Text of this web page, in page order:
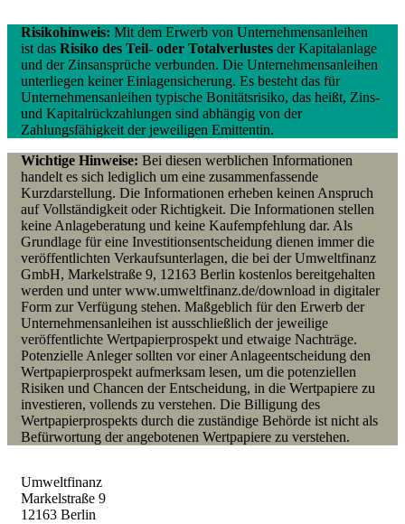
Risikohinweis: Mit dem Erwerb von Unternehmensanleihen
ist das Risiko des Teil- oder Totalverlustes der Kapitalanlage
und der Zinsansprüche verbunden. Die Unternehmensanleihen
unterliegen keiner Einlagensicherung. Es besteht das für
Unternehmensanleihen typische Bonitätsrisiko, das heißt, Zins-
und Kapitalrückzahlungen sind abhängig von der
Zahlungsfähigkeit der jeweiligen Emittentin.
Wichtige Hinweise: Bei diesen werblichen Informationen
handelt es sich lediglich um eine zusammenfassende
Kurzdarstellung. Die Informationen erheben keinen Anspruch
auf Vollständigkeit oder Richtigkeit. Die Informationen stellen
keine Anlageberatung und keine Kaufempfehlung dar. Als
Grundlage für eine Investitionsentscheidung dienen immer die
veröffentlichten Verkaufsunterlagen, die bei der Umweltfinanz
GmbH, Markelstraße 9, 12163 Berlin kostenlos bereitgehalten
werden und unter www.umweltfinanz.de/download in digitaler
Form zur Verfügung stehen. Maßgeblich für den Erwerb der
Unternehmensanleihen ist ausschließlich der jeweilige
veröffentlichte Wertpapierprospekt und etwaige Nachträge.
Potenzielle Anleger sollten vor einer Anlageentscheidung den
Wertpapierprospekt aufmerksam lesen, um die potenziellen
Risiken und Chancen der Entscheidung, in die Wertpapiere zu
investieren, vollends zu verstehen. Die Billigung des
Wertpapierprospekts durch die zuständige Behörde ist nicht als
Befürwortung der angebotenen Wertpapiere zu verstehen.
Umweltfinanz
Markelstraße 9
12163 Berlin